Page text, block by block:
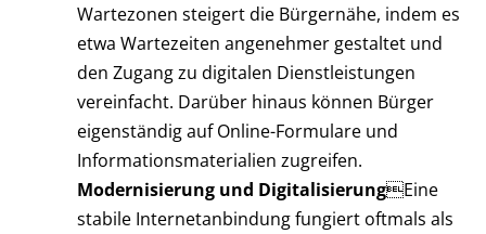
Wartezonen steigert die Bürgernähe, indem es
etwa Wartezeiten angenehmer gestaltet und
den Zugang zu digitalen Dienstleistungen
vereinfacht. Darüber hinaus können Bürger
eigenständig auf Online-Formulare und
Informationsmaterialien zugreifen.
Modernisierung und DigitalisierungEine
stabile Internetanbindung fungiert oftmals als